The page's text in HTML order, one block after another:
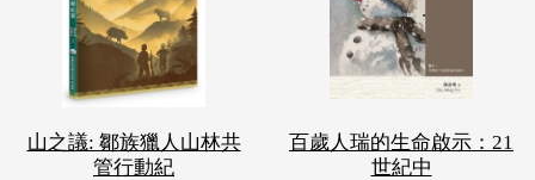
山之議: 鄒族獵人山林共
管行動紀
百歲人瑞的生命啟示：21
世紀中